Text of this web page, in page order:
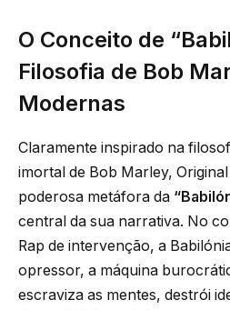
O Conceito de
Filosofia de Bob
Modernas
Claramente inspirado na
imortal de Bob Marley,
poderosa metáfora da
central da sua narrativa. No
Rap de intervenção, a
opressor, a máquina
escraviza as mentes, destrói